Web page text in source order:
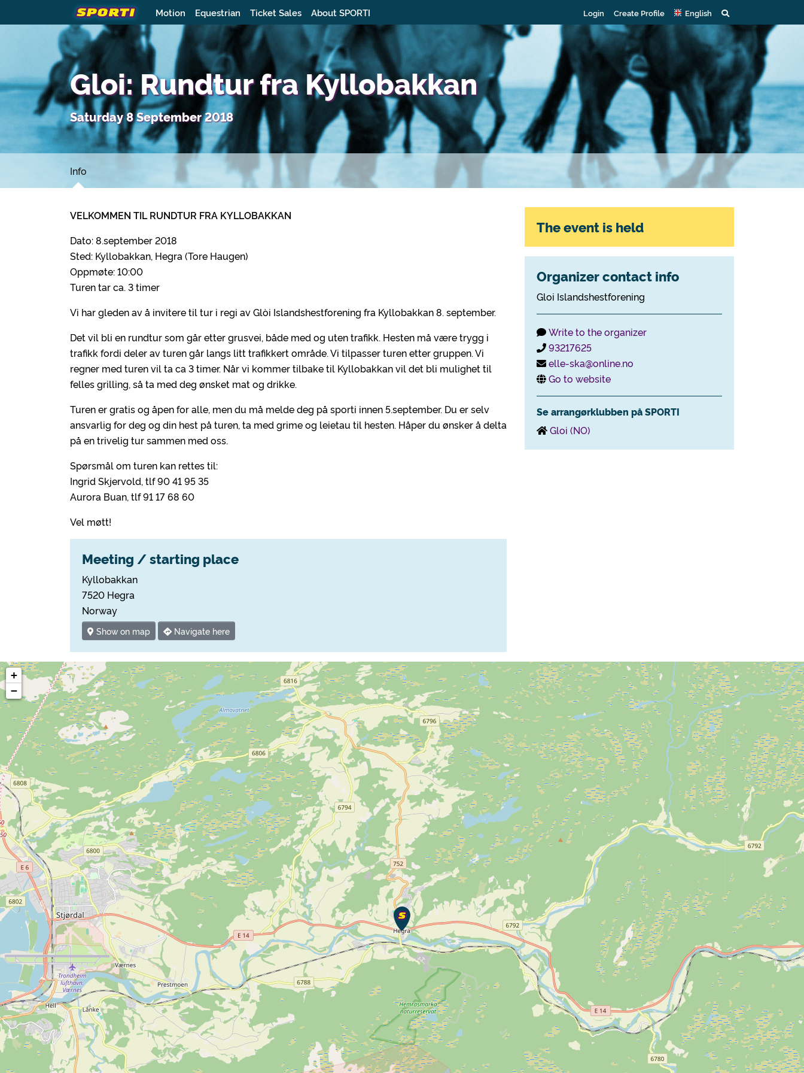
Motion Equestrian Ticket Sales About SPORTI Login Create Profile English
Gloi: Rundtur fra Kyllobakkan
Saturday 8 September 2018
Info
VELKOMMEN TIL RUNDTUR FRA KYLLOBAKKAN
Dato: 8.september 2018
Sted: Kyllobakkan, Hegra (Tore Haugen)
Oppmøte: 10:00
Turen tar ca. 3 timer
Vi har gleden av å invitere til tur i regi av Glòi Islandshestforening fra Kyllobakkan 8. september.
Det vil bli en rundtur som går etter grusvei, både med og uten trafikk. Hesten må være trygg i
trafikk fordi deler av turen går langs litt trafikkert område. Vi tilpasser turen etter gruppen. Vi
regner med turen vil ta ca 3 timer. Når vi kommer tilbake til Kyllobakkan vil det bli mulighet til
felles grilling, så ta med deg ønsket mat og drikke.
Turen er gratis og åpen for alle, men du må melde deg på sporti innen 5.september. Du er selv
ansvarlig for deg og din hest på turen, ta med grime og leietau til hesten. Håper du ønsker å delta
på en trivelig tur sammen med oss.
Spørsmål om turen kan rettes til:
Ingrid Skjervold, tlf 90 41 95 35
Aurora Buan, tlf 91 17 68 60
Vel møtt!
Meeting / starting place
Kyllobakkan
7520 Hegra
Norway
Show on map Navigate here
The event is held
Organizer contact info
Gloi Islandshestforening
Write to the organizer
93217625
elle-ska@online.no
Go to website
Se arrangørklubben på SPORTI
Gloi (NO)
+
−